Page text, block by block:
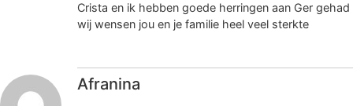
Crista en ik hebben goede herringen aan Ger gehad
wij wensen jou en je familie heel veel sterkte
Afranina